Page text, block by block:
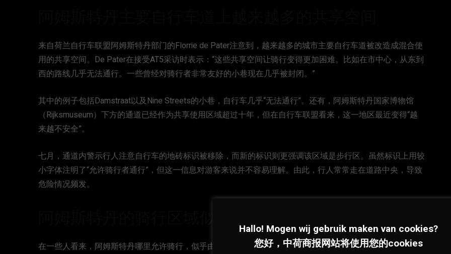
来自荷兰自行车联盟阿姆斯特丹部门的Florrie de Pater注意到，越来越多的城市主要自行车道被改造成混合使
用的共享空间。De Pater在接受AT5采访时表示：“这些共享空间让骑行变得更加困难。比如在市中心，从东到
西的路线几乎无法通行。一些曾经对骑行者非常友好的小巷现在几乎被封闭。”
其中的例子包括Damstraat以及Nine Streets的小巷，自行车几乎“无法通行”。还有，阿姆斯特丹国家博物馆
（Rijksmuseum）下方的通道已经作为共享使用区域超过十年，但在自行车联盟看来，这一地区最近变得“越
来越不安全”。
七月，通道内警示行人注意自行车的地砖标识被移除，而新的标识则更强调该区域是步行区。虽然标识上用较
小字体注明了“允许骑行者通行”，但这一信息对游客来说并不容易理解。由此，行人常常走在道路中央，导致
危险情况频发。
在一些人看来，阿姆斯特丹哪里允许骑行，似乎由游客的数量决定。“共享空间本身没问题，但不应该出现在
Hallo! Mogen wij gebruik maken van cookies?
您好，中荷商报网站将使用您的cookies